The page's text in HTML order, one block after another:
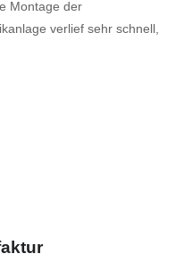
Montage der
verlief sehr schnell,